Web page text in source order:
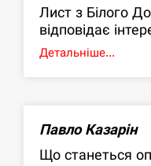
Лист з Білого
відповідає
Детальніше...
Павло Казарін
Що станеться